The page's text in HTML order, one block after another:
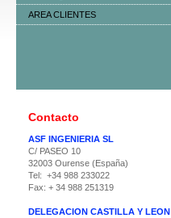
AREA CLIENTES
Contacto
ASF INGENIERIA SL
C/ PASEO 10
32003 Ourense (España)
Tel: +34 988 233022
Fax: + 34 988 251319
DELEGACION CASTILLA Y LEON